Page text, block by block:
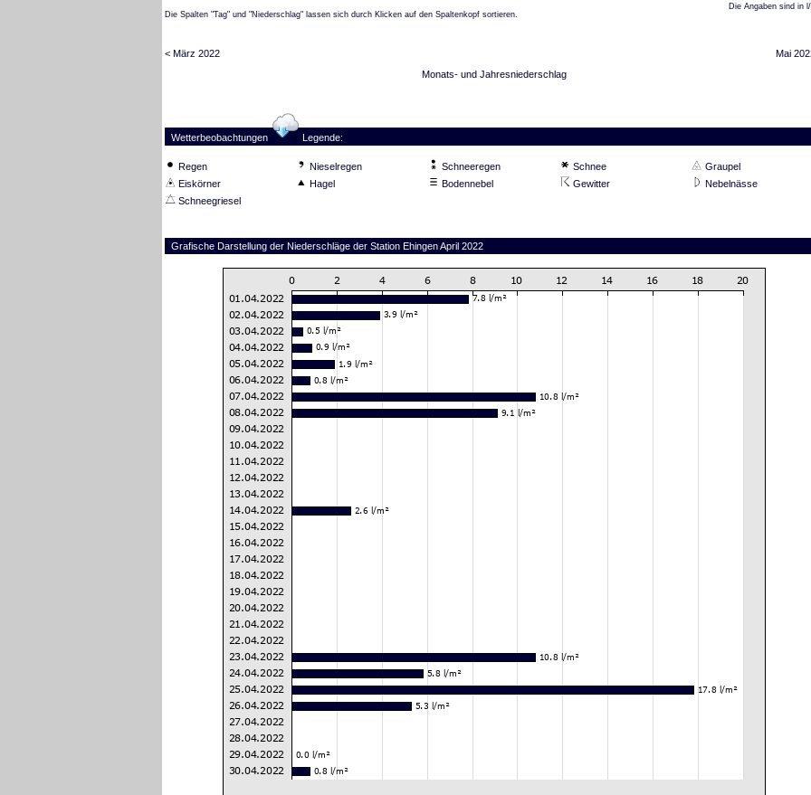
Die Spalten "Tag" und "Niederschlag" lassen sich durch Klicken auf den Spaltenkopf sortieren.
Die Angaben sind in l/
< März 2022
Mai
Monats- und Jahresniederschlag
Wetterbeobachtungen Legende:
Regen Nieselregen Schneeregen Schnee
Graupel
Eiskörner
Hagel Bodennebel Gewitter
Nebelnässe
Schneegriesel
Grafische Darstellung der Niederschläge der Station Ehingen April 2022